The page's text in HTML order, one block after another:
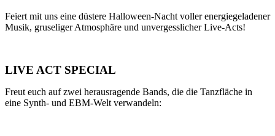
Feiert mit uns eine düstere Halloween-Nacht voller energiegeladener
Musik, gruseliger Atmosphäre und unvergesslicher Live-Acts!
LIVE ACT SPECIAL
Freut euch auf zwei herausragende Bands, die die Tanzfläche in
eine Synth- und EBM-Welt verwandeln: